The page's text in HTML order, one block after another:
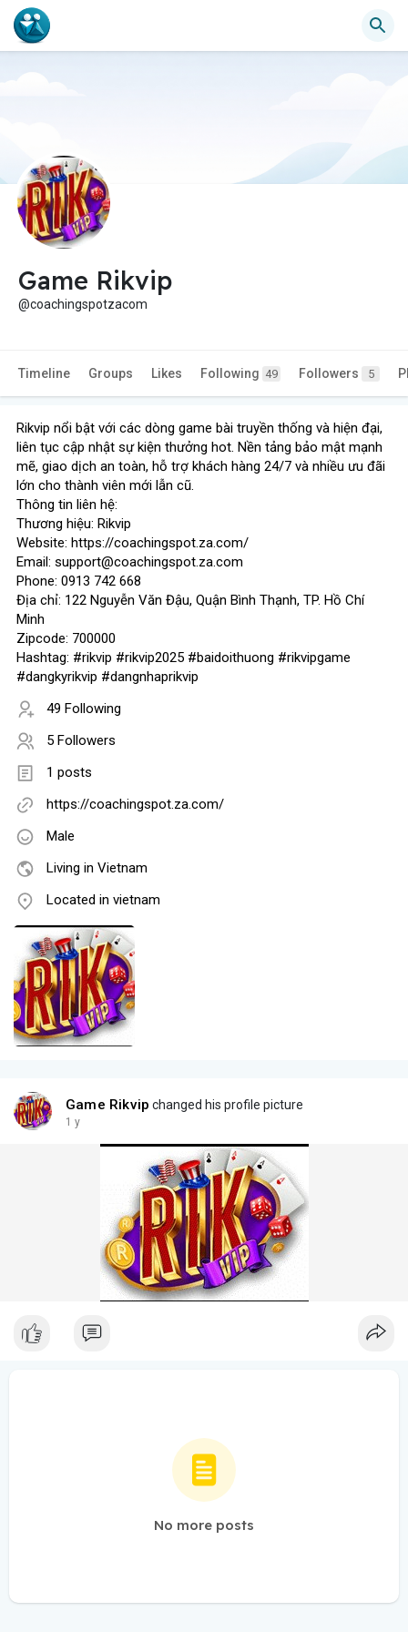
Game Rikvip
@coachingspotzacom
Timeline Groups Likes Following 49 Followers 5
Rikvip nổi bật với các dòng game bài truyền thống và hiện đại,
liên tục cập nhật sự kiện thưởng hot. Nền tảng bảo mật mạnh
mẽ, giao dịch an toàn, hỗ trợ khách hàng 24/7 và nhiều ưu đãi
lớn cho thành viên mới lẫn cũ.
Thông tin liên hệ:
Thương hiệu: Rikvip
Website: https://coachingspot.za.com/
Email: support@coachingspot.za.com
Phone: 0913 742 668
Địa chỉ: 122 Nguyễn Văn Đậu, Quận Bình Thạnh, TP. Hồ Chí
Minh
Zipcode: 700000
Hashtag: #rikvip #rikvip2025 #baidoithuong #rikvipgame
#dangkyrikvip #dangnhaprikvip
49 Following
5 Followers
1 posts
https://coachingspot.za.com/
Male
Living in Vietnam
Located in vietnam
Game Rikvip changed his profile picture
1 y
No more posts